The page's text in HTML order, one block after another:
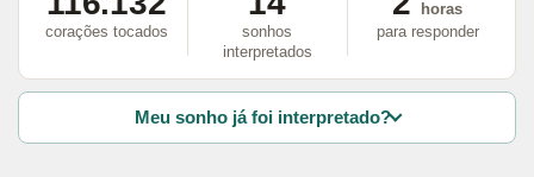
corações tocados
sonhos
interpretados
horas
para responder
Meu sonho já foi interpretado?